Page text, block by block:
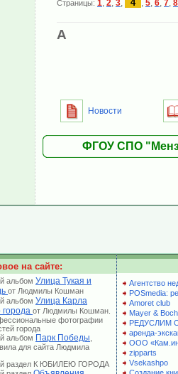
Страницы: 1, 2, 3, 4 , 5, 6, 7, 8
A
Новости
ФГОУ СПО
на сайте:
альбом Улица Тукая и
от Людмилы Кошман
альбом Улица Карла
города от Людмилы Кошман.
фотографии
города
альбом Парк Победы
для сайта Людмила
раздел К ЮБИЛЕЮ ГОРОДА
Агентство
POSmedia:
Amoret club
Mayer & Boch
РЕДУСЛИМ
аренда-
ООО
zipparts
Vsekashpo